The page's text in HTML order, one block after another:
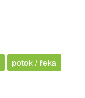
potok / řeka